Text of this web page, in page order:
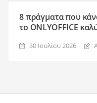
8 πράγματα που
το ONLYOFFICE
30 Ιουλίου 2026